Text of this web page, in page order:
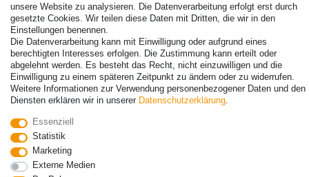
© Copyright 2026 | Alle Rechte vorbehalten. - Alle Rechte vorbehalten.
Preisangaben inkl. gesetzl. 19% MwSt. | Grundpreise siehe Artikeldetail | *Gilt für
Lieferungen nach Deutschland!
Vertrag widerrufen Kontakt
unsere Website zu analysieren. Die Datenverarbeitung erfolgt erst durch
gesetzte Cookies. Wir teilen diese Daten mit Dritten, die wir in den
Einstellungen benennen.
Die Datenverarbeitung kann mit Einwilligung oder aufgrund eines
berechtigten Interesses erfolgen. Die Zustimmung kann erteilt oder
abgelehnt werden. Es besteht das Recht, nicht einzuwilligen und die
Einwilligung zu einem späteren Zeitpunkt zu ändern oder zu widerrufen.
Weitere Informationen zur Verwendung personenbezogener Daten und den
Diensten erklären wir in unserer Daten­schutz­erklärung.
Essenziell
Statistik
Marketing
Externe Medien